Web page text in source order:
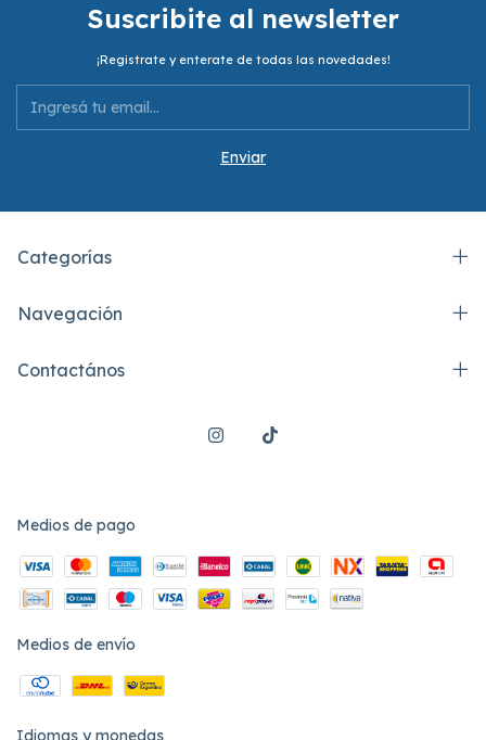
Suscribite al newsletter
¡Registrate y enterate de todas las novedades!
Categorías
Navegación
Contactános
Medios de pago
Medios de envío
Idiomas y monedas